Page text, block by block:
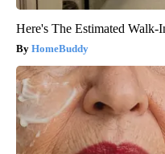
Here's The Estimated Walk-
HomeBuddy